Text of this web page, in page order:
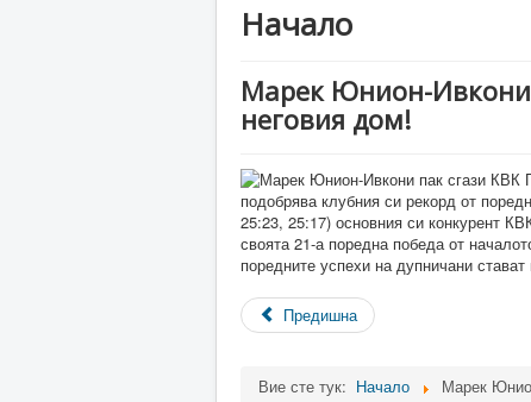
Начало
Марек Юнион-Ивкони
неговия дом!
подобрява клубния си рекорд от
25:23, 25:17) основния си конкурент
своята 21-а поредна победа от
поредните успехи на дупничани
Предишна
Вие сте тук: Начало Марек